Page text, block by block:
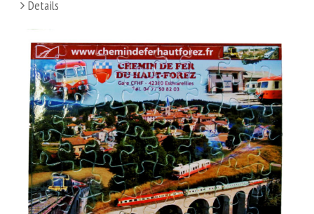
Details